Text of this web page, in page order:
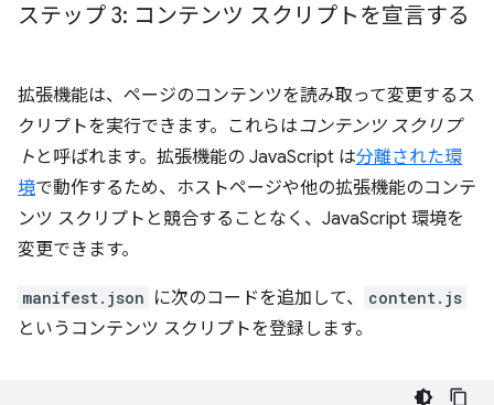
ステップ 3: コンテンツ スクリプトを宣言する
拡張機能は、ページのコンテンツを読み取って変更するス
クリプトを実行できます。これらは コンテンツ スクリプ
ト と呼ばれます。拡張機能の JavaScript は分離された環
境で動作するため、ホストページや他の拡張機能のコンテ
ンツ スクリプトと競合することなく、JavaScript 環境を
変更できます。
manifest.json に次のコードを追加して、 content.js
というコンテンツ スクリプトを登録します。